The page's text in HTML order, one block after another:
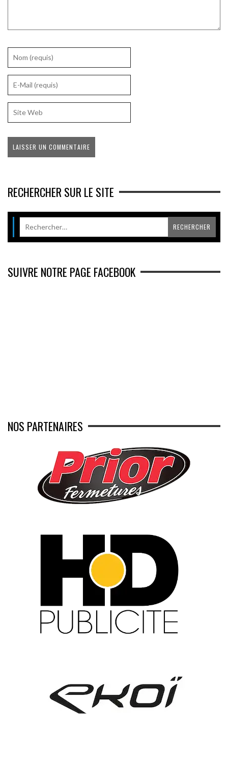
RECHERCHER SUR LE SITE
SUIVRE NOTRE PAGE FACEBOOK
NOS PARTENAIRES